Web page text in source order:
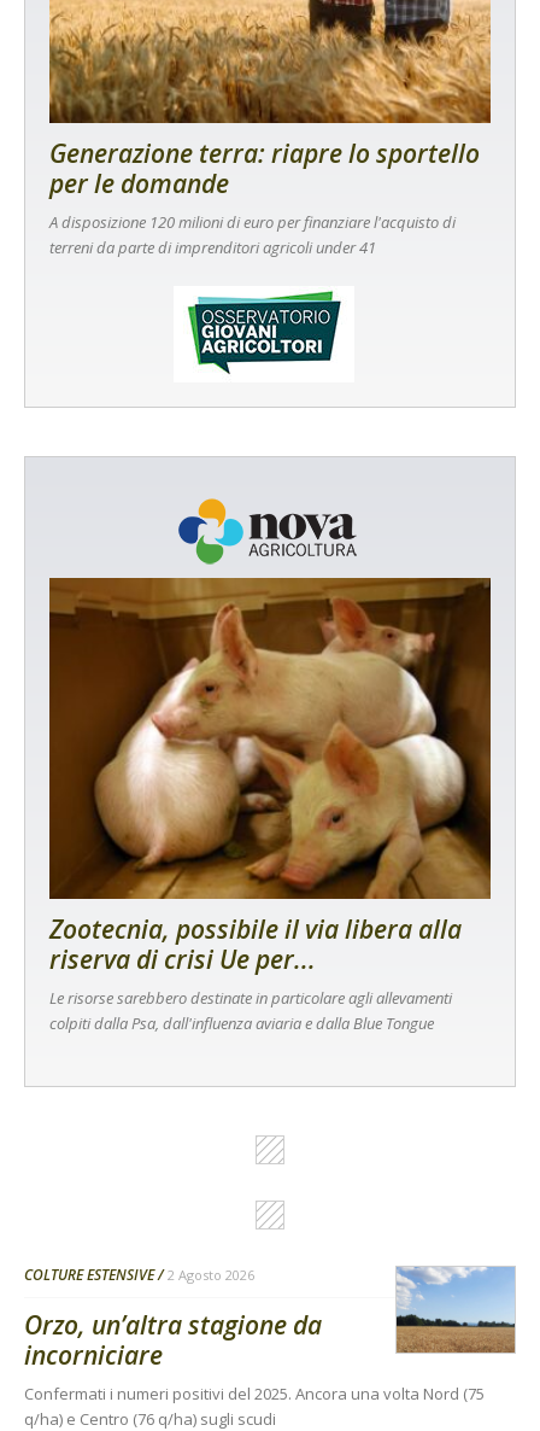
Generazione terra: riapre lo sportello
per le domande
A disposizione 120 milioni di euro per finanziare l'acquisto di
terreni da parte di imprenditori agricoli under 41
Zootecnia, possibile il via libera alla
riserva di crisi Ue per...
Le risorse sarebbero destinate in particolare agli allevamenti
colpiti dalla Psa, dall'influenza aviaria e dalla Blue Tongue
COLTURE ESTENSIVE 2 Agosto 2026
Orzo, un’altra stagione da
incorniciare
Confermati i numeri positivi del 2025. Ancora una volta Nord (75
q/ha) e Centro (76 q/ha) sugli scudi